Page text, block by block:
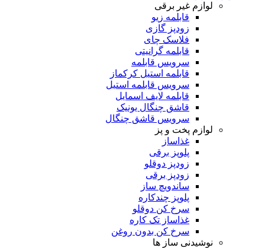
لوازم غیر برقی
قابلمه زیو
زودپز گازی
فلاسک چای
قابلمه گرانیتی
سرویس قابلمه
قابلمه استیل کرکماز
سرویس قابلمه استیل
قابلمه لایف اسمایل
قاشق چنگال یونیک
سرویس قاشق چنگال
لوازم پخت و پز
غذاساز
پلوپز برقی
زودپز دوقلو
زودپز برقی
ساندویچ ساز
پلوپز چندکاره
سرخ کن دوقلو
غذاساز تک کاره
سرخ کن بدون روغن
نوشیدنی ساز ها